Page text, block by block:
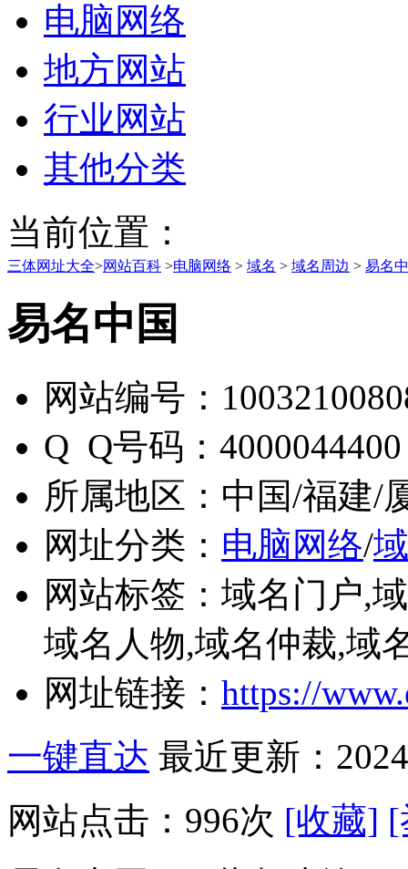
电脑网络
地方网站
行业网站
其他分类
当前位置：
三体网址大全>网站百科 >电脑网络 > 域名 > 域名周边 > 易名
易名中国
网站编号：
Q Q号码： 4000044400
所属地区： 中国/福建/
网址分类： 电脑网络/
网站标签： 域名门户,
域名人物,域名仲裁,域
网址链接： https://
一键直达 最近更新：
网站点击： 996次 [收藏] [